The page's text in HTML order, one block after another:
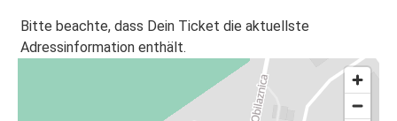
Bitte beachte, dass Dein Ticket die aktuellste
Adressinformation enthält.